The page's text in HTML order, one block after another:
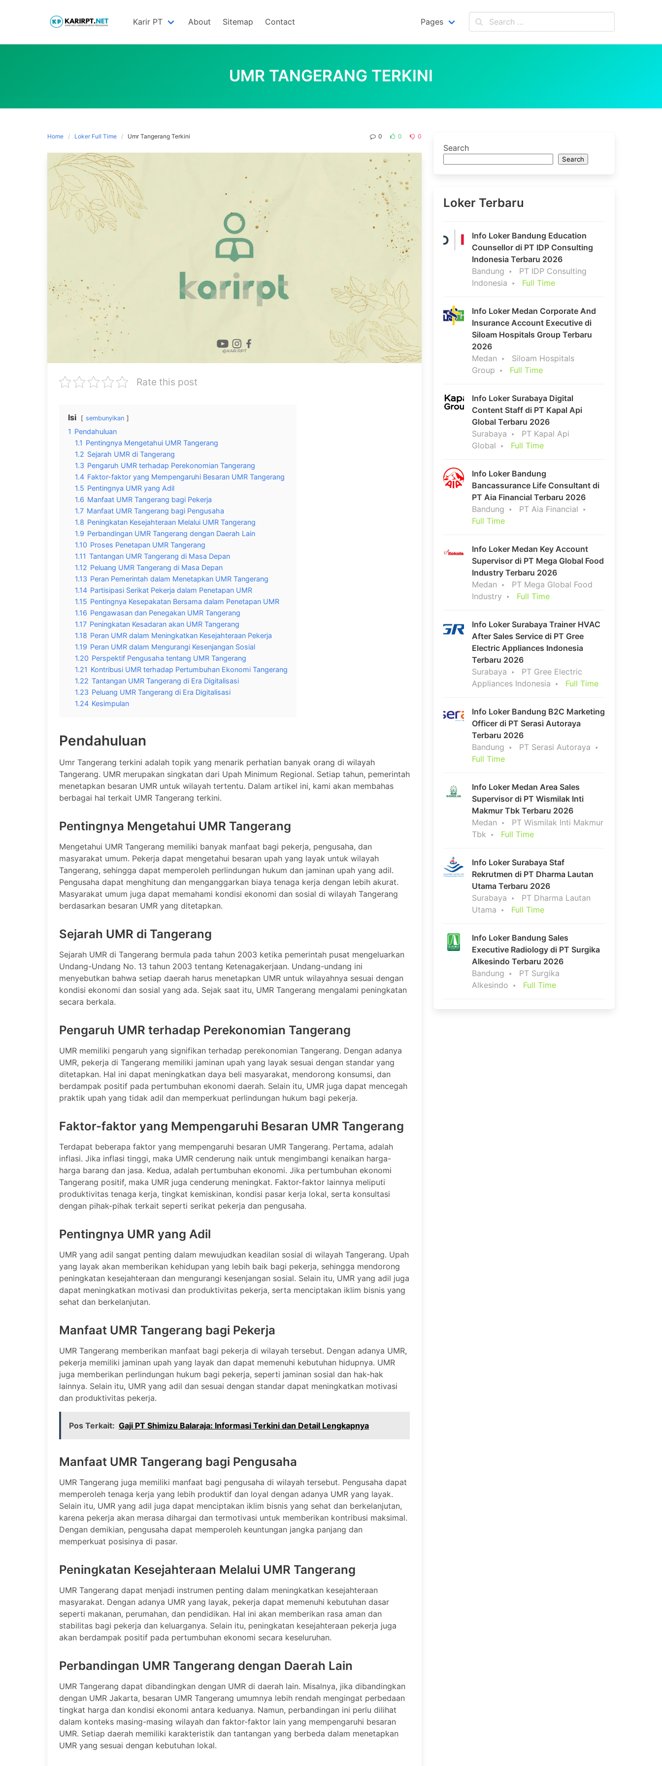
Karir PT About Sitemap Contact Pages
UMR TANGERANG TERKINI
Home Loker Full Time Umr Tangerang Terkini 0 0 0
Rate this post
Isi sembunyikan
1 Pendahuluan
1.1 Pentingnya Mengetahui UMR Tangerang
1.2 Sejarah UMR di Tangerang
1.3 Pengaruh UMR terhadap Perekonomian Tangerang
1.4 Faktor-faktor yang Mempengaruhi Besaran UMR Tangerang
1.5 Pentingnya UMR yang Adil
1.6 Manfaat UMR Tangerang bagi Pekerja
1.7 Manfaat UMR Tangerang bagi Pengusaha
1.8 Peningkatan Kesejahteraan Melalui UMR Tangerang
1.9 Perbandingan UMR Tangerang dengan Daerah Lain
1.10 Proses Penetapan UMR Tangerang
1.11 Tantangan UMR Tangerang di Masa Depan
1.12 Peluang UMR Tangerang di Masa Depan
1.13 Peran Pemerintah dalam Menetapkan UMR Tangerang
1.14 Partisipasi Serikat Pekerja dalam Penetapan UMR
1.15 Pentingnya Kesepakatan Bersama dalam Penetapan UMR
1.16 Pengawasan dan Penegakan UMR Tangerang
1.17 Peningkatan Kesadaran akan UMR Tangerang
1.18 Peran UMR dalam Meningkatkan Kesejahteraan Pekerja
1.19 Peran UMR dalam Mengurangi Kesenjangan Sosial
1.20 Perspektif Pengusaha tentang UMR Tangerang
1.21 Kontribusi UMR terhadap Pertumbuhan Ekonomi Tangerang
1.22 Tantangan UMR Tangerang di Era Digitalisasi
1.23 Peluang UMR Tangerang di Era Digitalisasi
1.24 Kesimpulan
Pendahuluan
Umr Tangerang terkini adalah topik yang menarik perhatian banyak orang di wilayah
Tangerang. UMR merupakan singkatan dari Upah Minimum Regional. Setiap tahun, pemerintah
menetapkan besaran UMR untuk wilayah tertentu. Dalam artikel ini, kami akan membahas
berbagai hal terkait UMR Tangerang terkini.
Pentingnya Mengetahui UMR Tangerang
Mengetahui UMR Tangerang memiliki banyak manfaat bagi pekerja, pengusaha, dan
masyarakat umum. Pekerja dapat mengetahui besaran upah yang layak untuk wilayah
Tangerang, sehingga dapat memperoleh perlindungan hukum dan jaminan upah yang adil.
Pengusaha dapat menghitung dan menganggarkan biaya tenaga kerja dengan lebih akurat.
Masyarakat umum juga dapat memahami kondisi ekonomi dan sosial di wilayah Tangerang
berdasarkan besaran UMR yang ditetapkan.
Sejarah UMR di Tangerang
Sejarah UMR di Tangerang bermula pada tahun 2003 ketika pemerintah pusat mengeluarkan
Undang-Undang No. 13 tahun 2003 tentang Ketenagakerjaan. Undang-undang ini
menyebutkan bahwa setiap daerah harus menetapkan UMR untuk wilayahnya sesuai dengan
kondisi ekonomi dan sosial yang ada. Sejak saat itu, UMR Tangerang mengalami peningkatan
secara berkala.
Pengaruh UMR terhadap Perekonomian Tangerang
UMR memiliki pengaruh yang signifikan terhadap perekonomian Tangerang. Dengan adanya
UMR, pekerja di Tangerang memiliki jaminan upah yang layak sesuai dengan standar yang
ditetapkan. Hal ini dapat meningkatkan daya beli masyarakat, mendorong konsumsi, dan
berdampak positif pada pertumbuhan ekonomi daerah. Selain itu, UMR juga dapat mencegah
praktik upah yang tidak adil dan memperkuat perlindungan hukum bagi pekerja.
Faktor-faktor yang Mempengaruhi Besaran UMR Tangerang
Terdapat beberapa faktor yang mempengaruhi besaran UMR Tangerang. Pertama, adalah
inflasi. Jika inflasi tinggi, maka UMR cenderung naik untuk mengimbangi kenaikan harga-
harga barang dan jasa. Kedua, adalah pertumbuhan ekonomi. Jika pertumbuhan ekonomi
Tangerang positif, maka UMR juga cenderung meningkat. Faktor-faktor lainnya meliputi
produktivitas tenaga kerja, tingkat kemiskinan, kondisi pasar kerja lokal, serta konsultasi
dengan pihak-pihak terkait seperti serikat pekerja dan pengusaha.
Pentingnya UMR yang Adil
UMR yang adil sangat penting dalam mewujudkan keadilan sosial di wilayah Tangerang. Upah
yang layak akan memberikan kehidupan yang lebih baik bagi pekerja, sehingga mendorong
peningkatan kesejahteraan dan mengurangi kesenjangan sosial. Selain itu, UMR yang adil juga
dapat meningkatkan motivasi dan produktivitas pekerja, serta menciptakan iklim bisnis yang
sehat dan berkelanjutan.
Manfaat UMR Tangerang bagi Pekerja
UMR Tangerang memberikan manfaat bagi pekerja di wilayah tersebut. Dengan adanya UMR,
pekerja memiliki jaminan upah yang layak dan dapat memenuhi kebutuhan hidupnya. UMR
juga memberikan perlindungan hukum bagi pekerja, seperti jaminan sosial dan hak-hak
lainnya. Selain itu, UMR yang adil dan sesuai dengan standar dapat meningkatkan motivasi
dan produktivitas pekerja.
Pos Terkait: Gaji PT Shimizu Balaraja: Informasi Terkini dan Detail Lengkapnya
Manfaat UMR Tangerang bagi Pengusaha
UMR Tangerang juga memiliki manfaat bagi pengusaha di wilayah tersebut. Pengusaha dapat
memperoleh tenaga kerja yang lebih produktif dan loyal dengan adanya UMR yang layak.
Selain itu, UMR yang adil juga dapat menciptakan iklim bisnis yang sehat dan berkelanjutan,
karena pekerja akan merasa dihargai dan termotivasi untuk memberikan kontribusi maksimal.
Dengan demikian, pengusaha dapat memperoleh keuntungan jangka panjang dan
memperkuat posisinya di pasar.
Peningkatan Kesejahteraan Melalui UMR Tangerang
UMR Tangerang dapat menjadi instrumen penting dalam meningkatkan kesejahteraan
masyarakat. Dengan adanya UMR yang layak, pekerja dapat memenuhi kebutuhan dasar
seperti makanan, perumahan, dan pendidikan. Hal ini akan memberikan rasa aman dan
stabilitas bagi pekerja dan keluarganya. Selain itu, peningkatan kesejahteraan pekerja juga
akan berdampak positif pada pertumbuhan ekonomi secara keseluruhan.
Perbandingan UMR Tangerang dengan Daerah Lain
UMR Tangerang dapat dibandingkan dengan UMR di daerah lain. Misalnya, jika dibandingkan
dengan UMR Jakarta, besaran UMR Tangerang umumnya lebih rendah mengingat perbedaan
tingkat harga dan kondisi ekonomi antara keduanya. Namun, perbandingan ini perlu dilihat
dalam konteks masing-masing wilayah dan faktor-faktor lain yang mempengaruhi besaran
UMR. Setiap daerah memiliki karakteristik dan tantangan yang berbeda dalam menetapkan
UMR yang sesuai dengan kebutuhan lokal.
Search
Search
Loker Terbaru
Info Loker Bandung Education
Counsellor di PT IDP Consulting
Indonesia Terbaru 2026
Bandung
PT IDP Consulting
Indonesia
Full Time
Info Loker Medan Corporate And
Insurance Account Executive di
Siloam Hospitals Group Terbaru
2026
Medan
Siloam Hospitals
Group
Full Time
Info Loker Surabaya Digital
Content Staff di PT Kapal Api
Global Terbaru 2026
Surabaya
PT Kapal Api
Global
Full Time
Info Loker Bandung
Bancassurance Life Consultant di
PT Aia Financial Terbaru 2026
Bandung
PT Aia Financial
Full Time
Info Loker Medan Key Account
Supervisor di PT Mega Global Food
Industry Terbaru 2026
Medan
PT Mega Global Food
Industry
Full Time
Info Loker Surabaya Trainer HVAC
After Sales Service di PT Gree
Electric Appliances Indonesia
Terbaru 2026
Surabaya
PT Gree Electric
Appliances Indonesia
Full Time
Info Loker Bandung B2C Marketing
Officer di PT Serasi Autoraya
Terbaru 2026
Bandung
PT Serasi Autoraya
Full Time
Info Loker Medan Area Sales
Supervisor di PT Wismilak Inti
Makmur Tbk Terbaru 2026
Medan
PT Wismilak Inti Makmur
Tbk
Full Time
Info Loker Surabaya Staf
Rekrutmen di PT Dharma Lautan
Utama Terbaru 2026
Surabaya
PT Dharma Lautan
Utama
Full Time
Info Loker Bandung Sales
Executive Radiology di PT Surgika
Alkesindo Terbaru 2026
Bandung
PT Surgika
Alkesindo
Full Time